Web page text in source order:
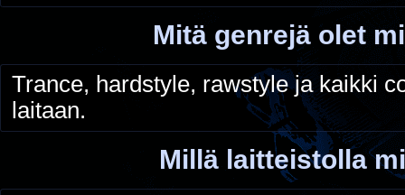
Mitä genrejä olet
Trance, hardstyle, rawstyle ja kaikki
laitaan.
Millä laitteistolla